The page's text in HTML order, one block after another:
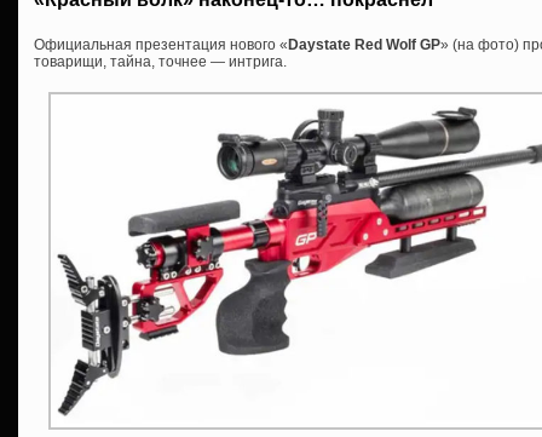
Официальная презентация нового «Daystate Red Wolf GP» (на фото)
товарищи, тайна, точнее — интрига.